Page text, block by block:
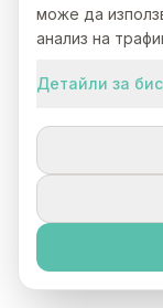
може да
анализ на
Детайли за